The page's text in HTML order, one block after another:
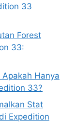
33
Forest
33:
Hanya
33?
Stat
Expedition